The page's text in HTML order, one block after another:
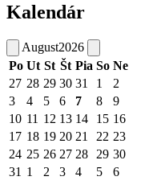
Kalendár
August2026
Po Ut St Št Pia So Ne
27 28 29 30 31 1
2
3
4 5 6 7 8
9
10 11 12 13 14 15 16
17 18 19 20 21 22 23
24 25 26 27 28 29 30
31 1 2 3 4 5 6